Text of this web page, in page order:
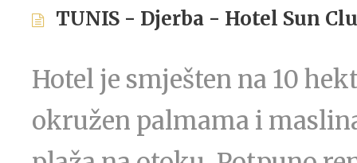
TUNIS - Djerba - Hotel Sun
Hotel je smješten na 10
okružen palmama i